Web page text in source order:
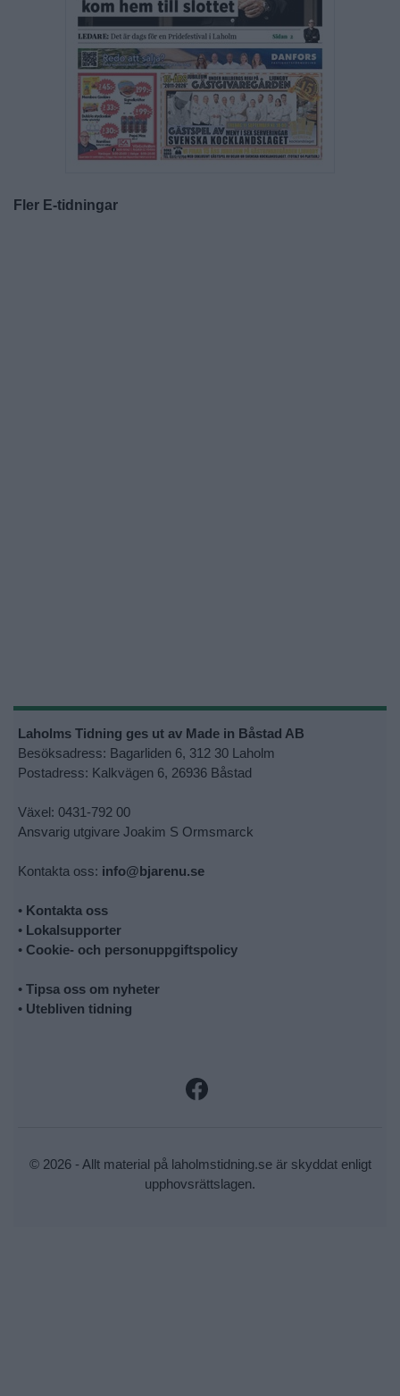
Fler E-tidningar
Laholms Tidning ges ut av Made in Båstad AB
Besöksadress: Bagarliden 6, 312 30 Laholm
Postadress: Kalkvägen 6, 26936 Båstad
Växel: 0431-792 00
Ansvarig utgivare Joakim S Ormsmarck
Kontakta oss: info@bjarenu.se
• Kontakta oss
• Lokalsupporter
• Cookie- och personuppgiftspolicy
• Tipsa oss om nyheter
• Utebliven tidning
© 2026 - Allt material på laholmstidning.se är skyddat enligt
upphovsrättslagen.